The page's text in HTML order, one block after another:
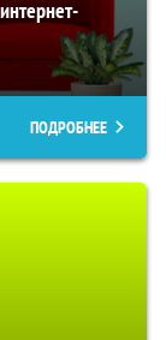
ПОДРОБНЕЕ